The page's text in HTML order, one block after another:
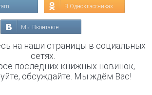
В Одноклассниках
Мы Вконтакте
на наши страницы в социальных
сетях.
последних книжных новинок,
обсуждайте. Мы ждём Вас!